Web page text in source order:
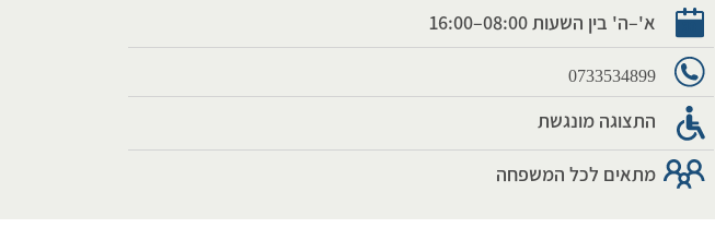
א'–ה' בין השעות 08:00–16:00
0733534899
התצוגה מונגשת
מתאים לכל המשפחה